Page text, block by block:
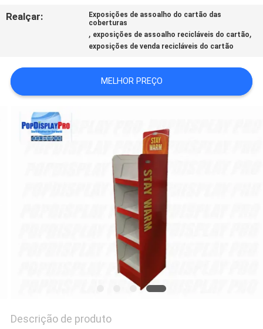
PEÇA
MAPA
SITE
Realçar:
Exposições de assoalho do cartão das
coberturas
, exposições de assoalho recicláveis do cartão,
exposições de venda recicláveis do cartão
MELHOR PREÇO
Descrição de produto